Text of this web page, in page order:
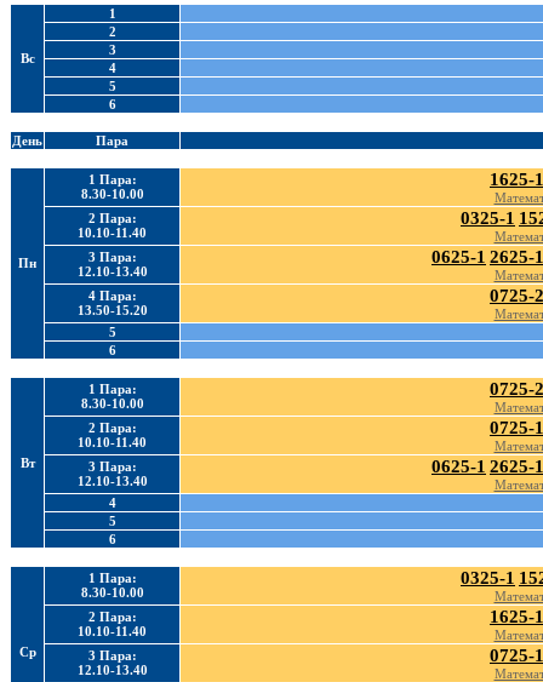
Вс
1
2
3
4
5
6
День Пара
Пн
1 Пара:
8.30-10.00
1625-1
2 Пара:
10.10-11.40
0325-1
3 Пара:
12.10-13.40
0625-1 2625-1
4 Пара:
13.50-15.20
0725-2
5
6
Вт
1 Пара:
8.30-10.00
0725-2
2 Пара:
10.10-11.40
0725-1
3 Пара:
12.10-13.40
0625-1 2625-1
4
5
6
Ср
1 Пара:
8.30-10.00
0325-1
2 Пара:
10.10-11.40
1625-1
3 Пара:
12.10-13.40
0725-1